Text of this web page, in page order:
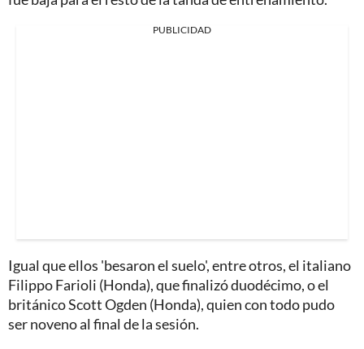
PUBLICIDAD
Igual que ellos 'besaron el suelo', entre otros, el italiano
Filippo Farioli (Honda), que finalizó duodécimo, o el
británico Scott Ogden (Honda), quien con todo pudo
ser noveno al final de la sesión.